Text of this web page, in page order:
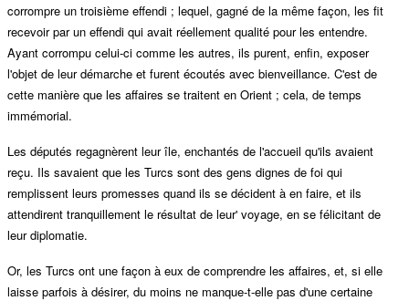
corrompre un troisième effendi ; lequel, gagné de la même façon, les fit
recevoir par un effendi qui avait réellement qualité pour les entendre.
Ayant corrompu celui-ci comme les autres, ils purent, enfin, exposer
l'objet de leur démarche et furent écoutés avec bienveillance. C'est de
cette manière que les affaires se traitent en Orient ; cela, de temps
immémorial.
Les députés regagnèrent leur île, enchantés de l'accueil qu'ils avaient
reçu. Ils savaient que les Turcs sont des gens dignes de foi qui
remplissent leurs promesses quand ils se décident à en faire, et ils
attendirent tranquillement le résultat de leur' voyage, en se félicitant de
leur diplomatie.
Or, les Turcs ont une façon à eux de comprendre les affaires, et, si elle
laisse parfois à désirer, du moins ne manque-t-elle pas d'une certaine